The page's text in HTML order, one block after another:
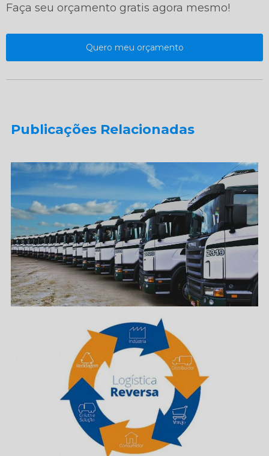
Faça seu orçamento gratis agora mesmo!
Quero meu orçamento
Publicações Relacionadas